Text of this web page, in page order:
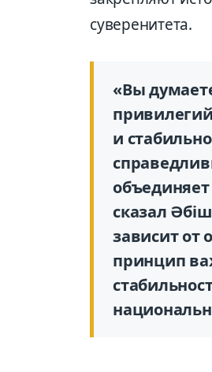
суверенитета.
«Вы
и
сказал
зависит от
принцип